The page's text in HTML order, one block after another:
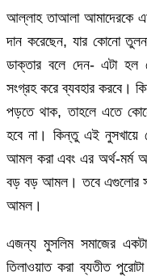
আল্লাহ তাআলা আমাদেরকে
দান করেছেন, যার কোনো
ডাক্তার বলে দেন- এটা
সংগ্রহ করে ব্যবহার করবে।
পড়তে থাক, তাহলে এতে
হবে না। কিন্তু এই
আমল করা এবং এর অর্থ-মর্ম
বড় বড় আমল। তবে এগুলোর
আমল।
এজন্য মুসলিম সমাজের
তিলাওয়াত করা ব্যতীত